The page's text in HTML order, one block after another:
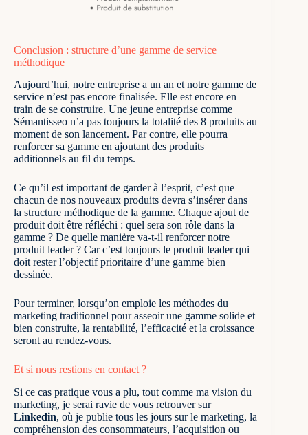
Conclusion : structure d’une gamme de service
méthodique
Aujourd’hui, notre entreprise a un an et notre gamme de
service n’est pas encore finalisée. Elle est encore en
train de se construire. Une jeune entreprise comme
Sémantisseo n’a pas toujours la totalité des 8 produits au
moment de son lancement. Par contre, elle pourra
renforcer sa gamme en ajoutant des produits
additionnels au fil du temps.
Ce qu’il est important de garder à l’esprit, c’est que
chacun de nos nouveaux produits devra s’insérer dans
la structure méthodique de la gamme. Chaque ajout de
produit doit être réfléchi : quel sera son rôle dans la
gamme ? De quelle manière va-t-il renforcer notre
produit leader ? Car c’est toujours le produit leader qui
doit rester l’objectif prioritaire d’une gamme bien
dessinée.
Pour terminer, lorsqu’on emploie les méthodes du
marketing traditionnel pour asseoir une gamme solide et
bien construite, la rentabilité, l’efficacité et la croissance
seront au rendez-vous.
Et si nous restions en contact ?
Si ce cas pratique vous a plu, tout comme ma vision du
marketing, je serai ravie de vous retrouver sur
Linkedin, où je publie tous les jours sur le marketing, la
compréhension des consommateurs, l’acquisition ou